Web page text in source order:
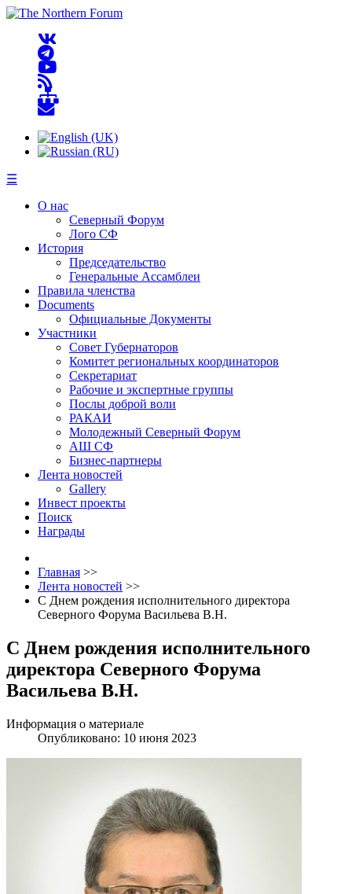
☰
О нас
Северный Форум
Лого СФ
История
Председательство
Генеральные Ассамблеи
Правила членства
Documents
Официальные Документы
Участники
Совет Губернаторов
Комитет региональных координаторов
Секретариат
Рабочие и экспертные группы
Послы доброй воли
РАКАИ
Молодежный Северный Форум
АШ СФ
Бизнес-партнеры
Лента новостей
Gallery
Инвест проекты
Поиск
Награды
Главная >>
Лента новостей >>
С Днем рождения исполнительного директора
Северного Форума Васильева В.Н.
С Днем рождения исполнительного
директора Северного Форума
Васильева В.Н.
Информация о материале
Опубликовано: 10 июня 2023